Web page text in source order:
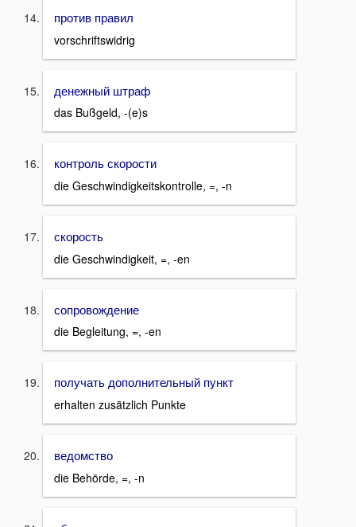
против правил
vorschriftswidrig
денежный штраф
das Bußgeld, -(e)s
контроль скорости
die Geschwindigkeitskontrolle, =, -n
скорость
die Geschwindigkeit, =, -en
сопровождение
die Begleitung, =, -en
получать дополнительный пункт
erhalten zusätzlich Punkte
ведомство
die Behörde, =, -n